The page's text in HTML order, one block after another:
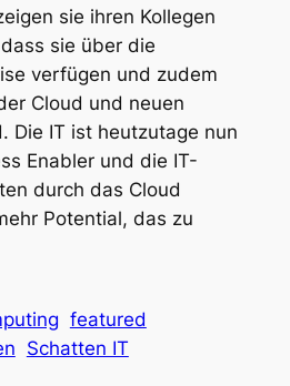
sie ihren Kollegen
sie über die
verfügen und zudem
Cloud und neuen
Die IT ist heutzutage nun
Enabler und die IT-
durch das Cloud
Potential, das zu
featured
Schatten IT